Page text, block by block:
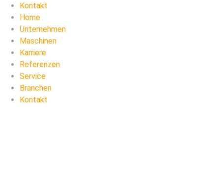
Kontakt
Home
Unternehmen
Maschinen
Karriere
Referenzen
Service
Branchen
Kontakt